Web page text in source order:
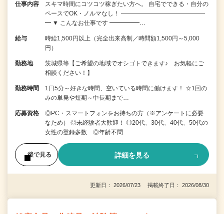
仕事内容
スキマ時間にコツコツ稼ぎたい方へ。 自宅でできる・自分の
ペースでOK・ノルマなし！ ━━━━━━━━━━━━━━
━ ▼ こんなお仕事です ━━━━━…
給与
時給1,500円以上（完全出来高制／時間額1,500円～5,000
円）
勤務地
茨城県等【ご希望の地域でオシゴトできます♪ お気軽にご
相談ください！】
勤務時間
1日5分～好きな時間、空いている時間に働けます！ ☆1回の
みの単発や短期～中長期まで…
応募資格
◎PC・スマートフォンをお持ちの方（※アンケートに必要
なため） ◎未経験者大歓迎！ ◎20代、30代、40代、50代の
女性の登録多数 ◎年齢不問
後で見る 詳細を見る
更新日： 2026/07/23 掲載終了日： 2026/08/30